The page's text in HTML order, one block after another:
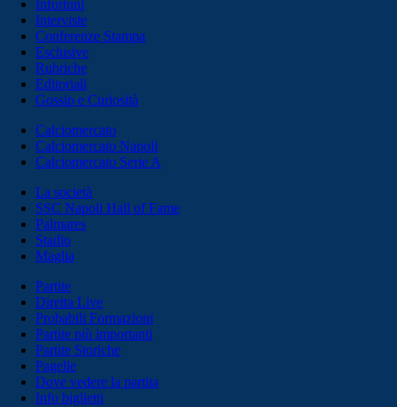
Infortuni
Interviste
Conferenze Stampa
Esclusive
Rubriche
Editoriali
Gossip e Curiosità
Calciomercato
Calciomercato Napoli
Calciomercato Serie A
La società
SSC Napoli Hall of Fame
Palmares
Stadio
Maglia
Partite
Diretta Live
Probabili Formazioni
Partite più importanti
Partite Storiche
Pagelle
Dove vedere la partita
Info biglietti